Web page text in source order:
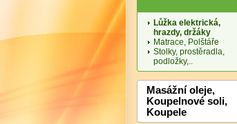
Lůžka elektrická,
hrazdy, držáky
Matrace, Polštáře
Stolky, prostěradla,
podložky,..
Masážní oleje,
Koupelnové soli,
Koupele
Detail